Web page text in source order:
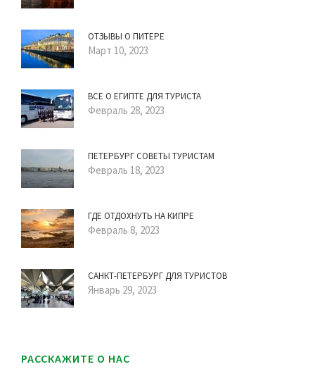
ОТЗЫВЫ О ПИТЕРЕ
Март 10, 2023
ВСЕ О ЕГИПТЕ ДЛЯ ТУРИСТА
Февраль 28, 2023
ПЕТЕРБУРГ СОВЕТЫ ТУРИСТАМ
Февраль 18, 2023
ГДЕ ОТДОХНУТЬ НА КИПРЕ
Февраль 8, 2023
САНКТ-ПЕТЕРБУРГ ДЛЯ ТУРИСТОВ
Январь 29, 2023
РАССКАЖИТЕ О НАС